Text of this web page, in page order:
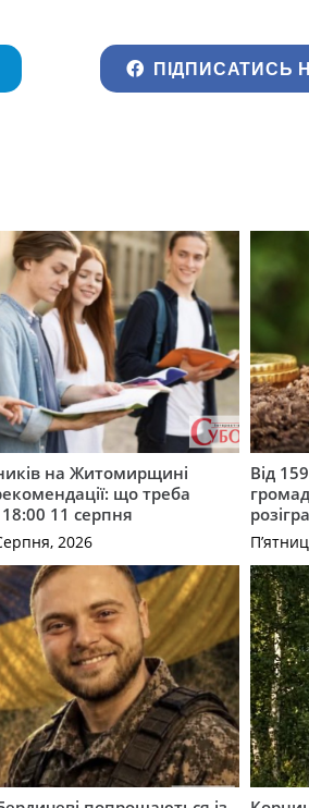
ПІДПИСАТИСЬ
на Житомирщині
що треба
11 серпня
2026
Від